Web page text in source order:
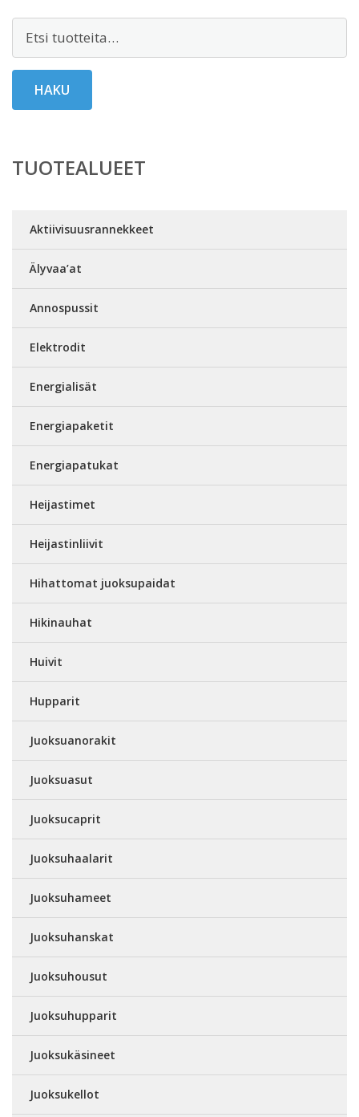
Etsi:
HAKU
TUOTEALUEET
Aktiivisuusrannekkeet
Älyvaa’at
Annospussit
Elektrodit
Energialisät
Energiapaketit
Energiapatukat
Heijastimet
Heijastinliivit
Hihattomat juoksupaidat
Hikinauhat
Huivit
Hupparit
Juoksuanorakit
Juoksuasut
Juoksucaprit
Juoksuhaalarit
Juoksuhameet
Juoksuhanskat
Juoksuhousut
Juoksuhupparit
Juoksukäsineet
Juoksukellot